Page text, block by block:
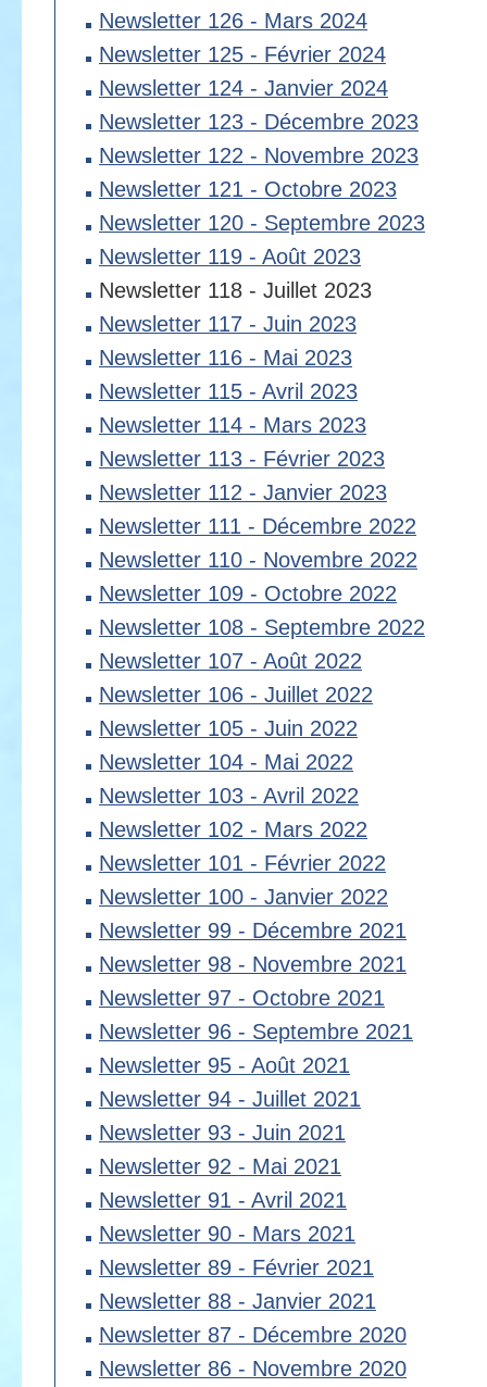
Newsletter 126 - Mars 2024
Newsletter 125 - Février 2024
Newsletter 124 - Janvier 2024
Newsletter 123 - Décembre 2023
Newsletter 122 - Novembre 2023
Newsletter 121 - Octobre 2023
Newsletter 120 - Septembre 2023
Newsletter 119 - Août 2023
Newsletter 118 - Juillet 2023
Newsletter 117 - Juin 2023
Newsletter 116 - Mai 2023
Newsletter 115 - Avril 2023
Newsletter 114 - Mars 2023
Newsletter 113 - Février 2023
Newsletter 112 - Janvier 2023
Newsletter 111 - Décembre 2022
Newsletter 110 - Novembre 2022
Newsletter 109 - Octobre 2022
Newsletter 108 - Septembre 2022
Newsletter 107 - Août 2022
Newsletter 106 - Juillet 2022
Newsletter 105 - Juin 2022
Newsletter 104 - Mai 2022
Newsletter 103 - Avril 2022
Newsletter 102 - Mars 2022
Newsletter 101 - Février 2022
Newsletter 100 - Janvier 2022
Newsletter 99 - Décembre 2021
Newsletter 98 - Novembre 2021
Newsletter 97 - Octobre 2021
Newsletter 96 - Septembre 2021
Newsletter 95 - Août 2021
Newsletter 94 - Juillet 2021
Newsletter 93 - Juin 2021
Newsletter 92 - Mai 2021
Newsletter 91 - Avril 2021
Newsletter 90 - Mars 2021
Newsletter 89 - Février 2021
Newsletter 88 - Janvier 2021
Newsletter 87 - Décembre 2020
Newsletter 86 - Novembre 2020